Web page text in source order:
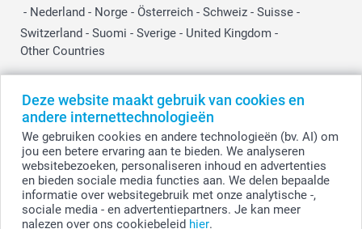
Deze website maakt gebruik van cookies en
andere internettechnologieën
We gebruiken cookies en andere technologieën (bv. AI) om
jou een betere ervaring aan te bieden. We analyseren
websitebezoeken, personaliseren inhoud en advertenties
en bieden sociale media functies aan. We delen bepaalde
informatie over websitegebruik met onze analytische -,
sociale media - en advertentiepartners. Je kan meer
nalezen over ons cookiebeleid hier.
- Nederland - Norge - Österreich - Schweiz - Suisse -
Switzerland - Suomi - Sverige - United Kingdom -
Other Countries
© smartphoto group. Alle rechten voorbehouden.Disclaimer
Alle prijzen zijn in EURO (€) inclusief BTW en exclusief verzendkosten.